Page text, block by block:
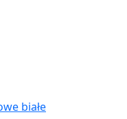
białe